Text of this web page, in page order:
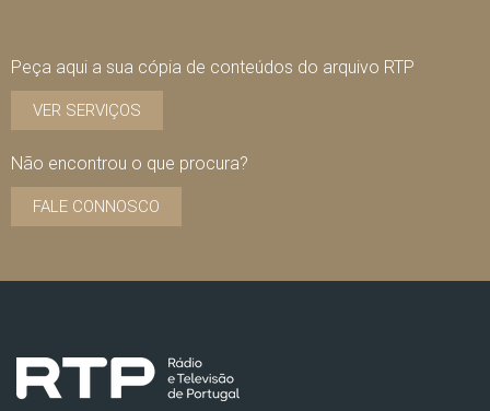
Peça aqui a sua cópia de conteúdos do arquivo RTP
VER SERVIÇOS
Não encontrou o que procura?
FALE CONNOSCO